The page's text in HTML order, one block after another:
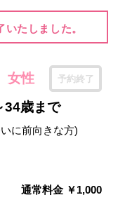
たしました。
女性 予約終了
34歳まで
に前向きな方)
通常料金 ￥1,000